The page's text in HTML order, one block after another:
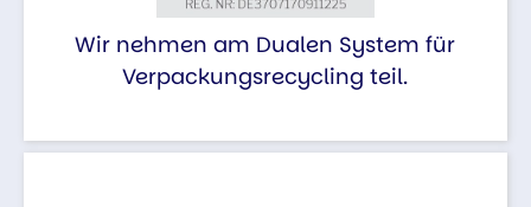
Wir nehmen am Dualen System für
Verpackungsrecycling teil.